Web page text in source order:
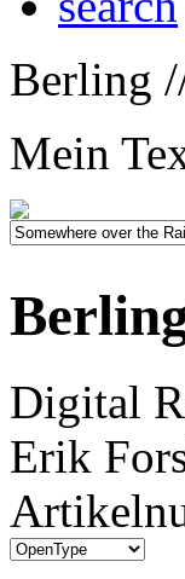
Berling
Mein
Digital
Erik